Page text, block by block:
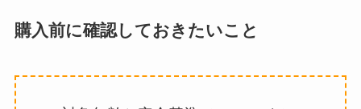
購入前に確認しておきたいこと